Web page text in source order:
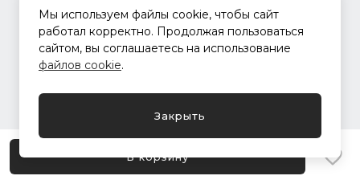
В корзину
Политика конфиденциальности
Мы используем файлы cookie, чтобы сайт
работал корректно. Продолжая пользоваться
сайтом, вы соглашаетесь на использование
файлов cookie.
Закрыть